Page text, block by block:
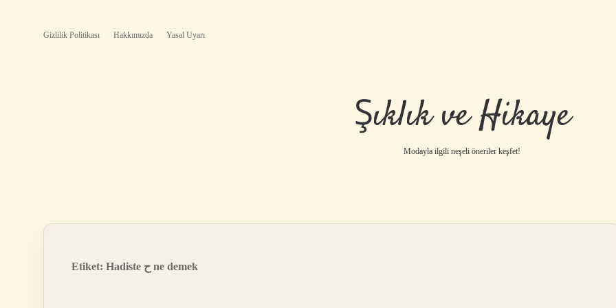
Gizlilik Politikası Hakkımızda Yasal Uyarı
Şıklık ve Hikaye
Modayla ilgili neşeli öneriler keşfet!
Etiket: Hadiste ح ne demek